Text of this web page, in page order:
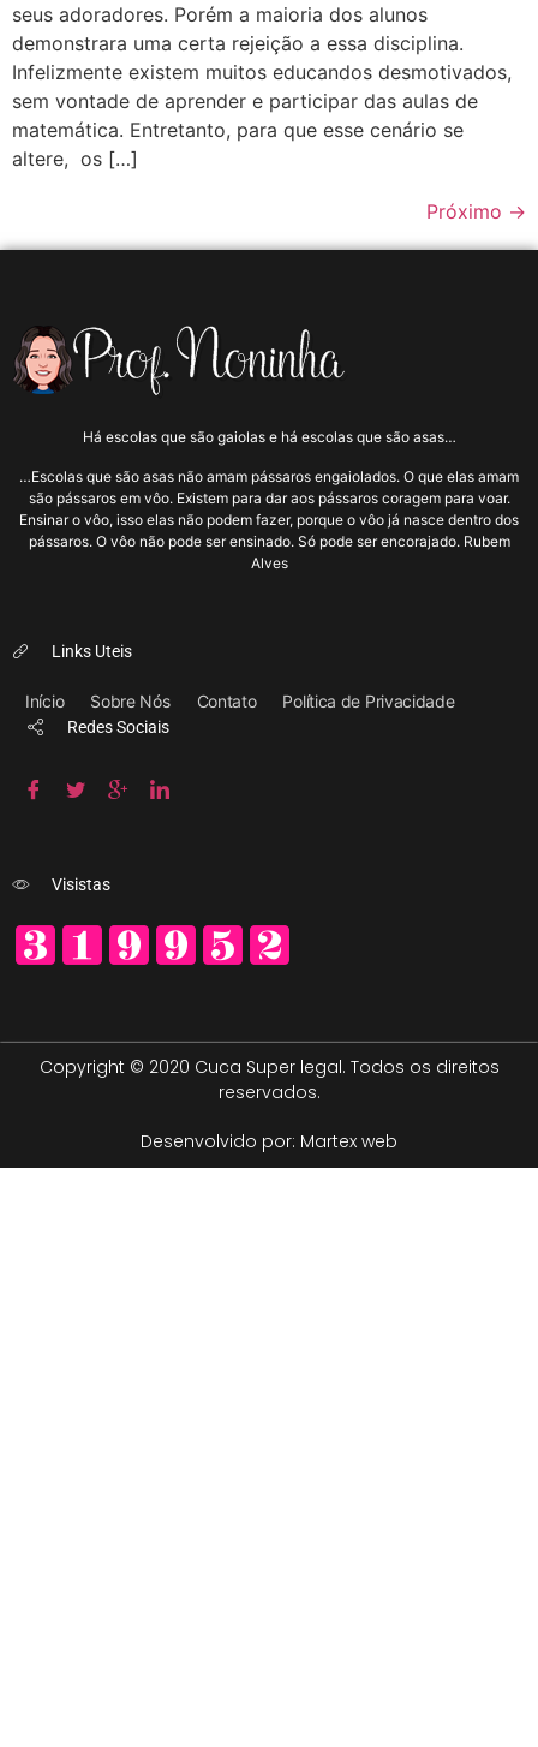
seus adoradores. Porém a maioria dos alunos
demonstrara uma certa rejeição a essa disciplina.
Infelizmente existem muitos educandos desmotivados,
sem vontade de aprender e participar das aulas de
matemática. Entretanto, para que esse cenário se
altere, os […]
Próximo →
Há escolas que são gaiolas e há escolas que são asas…
…Escolas que são asas não amam pássaros engaiolados. O que elas amam
são pássaros em vôo. Existem para dar aos pássaros coragem para voar.
Ensinar o vôo, isso elas não podem fazer, porque o vôo já nasce dentro dos
pássaros. O vôo não pode ser ensinado. Só pode ser encorajado. Rubem
Alves
Links Uteis
Início Sobre Nós Contato Política de Privacidade
Redes Sociais
Visistas
Copyright © 2020 Cuca Super legal. Todos os direitos
reservados.
Desenvolvido por: Martex web